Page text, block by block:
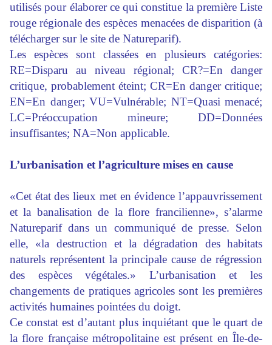
utilisés pour élaborer ce qui constitue la première Liste
rouge régionale des espèces menacées de disparition (à
télécharger sur le site de Natureparif).
Les espèces sont classées en plusieurs catégories:
RE=Disparu au niveau régional; CR?=En danger
critique, probablement éteint; CR=En danger critique;
EN=En danger; VU=Vulnérable; NT=Quasi menacé;
LC=Préoccupation mineure; DD=Données
insuffisantes; NA=Non applicable.
L’urbanisation et l’agriculture mises en cause
«Cet état des lieux met en évidence l’appauvrissement
et la banalisation de la flore francilienne», s’alarme
Natureparif dans un communiqué de presse. Selon
elle, «la destruction et la dégradation des habitats
naturels représentent la principale cause de régression
des espèces végétales.» L’urbanisation et les
changements de pratiques agricoles sont les premières
activités humaines pointées du doigt.
Ce constat est d’autant plus inquiétant que le quart de
la flore française métropolitaine est présent en Île-de-